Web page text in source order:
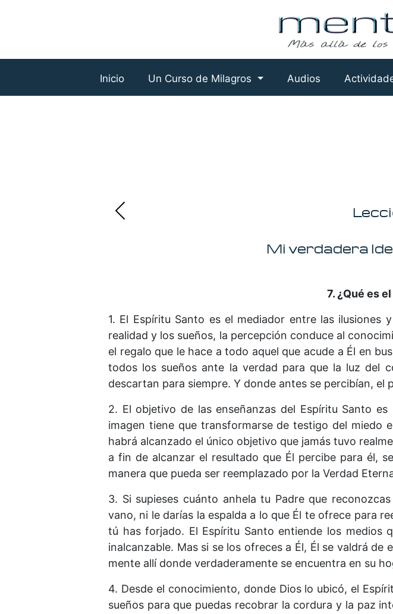
Inicio Un Curso de Milagros Audios
Mi verdadera
7. ¿Qué es
1. El Espíritu Santo es el mediador entre las
realidad y los sueños, la percepción conduce al
el regalo que le hace a todo aquel que acude a Él en
todos los sueños ante la verdad para que la luz del
descartan para siempre. Y donde antes se percibían,
2. El objetivo de las enseñanzas del Espíritu Santo
imagen tiene que transformarse de testigo del miedo
habrá alcanzado el único objetivo que jamás tuvo
a fin de alcanzar el resultado que Él percibe para él,
manera que pueda ser reemplazado por la Verdad
3. Si supieses cuánto anhela tu Padre que
vano, ni le darías la espalda a lo que Él te ofrece para
tú has forjado. El Espíritu Santo entiende los medios
inalcanzable. Mas si se los ofreces a Él, Él se valdrá
mente allí donde verdaderamente se encuentra en su
4. Desde el conocimiento, donde Dios lo ubicó, el
sueños para que puedas recobrar la cordura y la paz